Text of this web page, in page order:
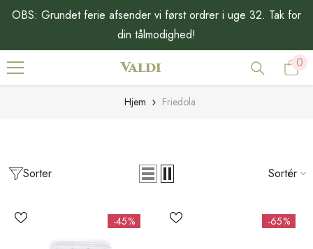
GÅ TIL INDHOLD
OBS: Grundet ferie afsender vi først ordrer i uge 32. Tak for
din tålmodighed!
Valdi 00
Hjem Friedola
Sorter Sortér
-45% -65%